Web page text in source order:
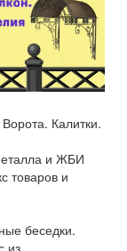
Калитки.
и ЖБИ
товаров и
беседки.
из